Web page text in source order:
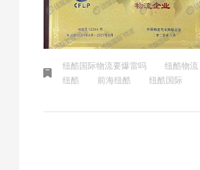
纽酷国际物流要爆雷吗 纽酷物流
纽酷
前海纽酷 纽酷国际